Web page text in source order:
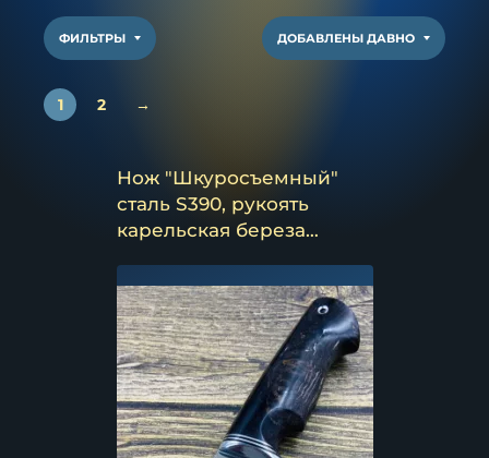
ФИЛЬТРЫ ДОБАВЛЕНЫ ДАВНО
1 2 →
Нож "Шкуросъемный"
сталь S390, рукоять
карельская береза
(распродажа)